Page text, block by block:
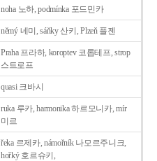
noha 노하, podmínka 포드민카
němý 네미, sáňky 산키, Plzeň 플젠
Praha 프라하, koroptev 코롭테프, strop
스트로프
quasi 크바시
ruka 루카, harmonika 하르모니카, mír
미르
řeka 르제카, námořník 나모르주니크,
hořký 호르슈키,